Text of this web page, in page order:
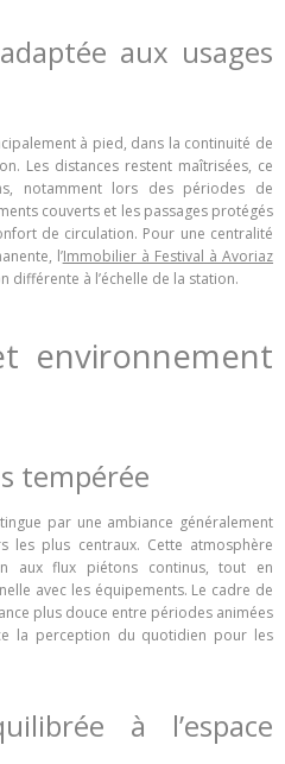
aux usages
à pied, dans la continuité de
Les distances restent maîtrisées, ce
notamment lors des périodes de
couverts et les passages protégés
de circulation. Pour une centralité
l’Immobilier à Festival à Avoriaz
différente à l’échelle de la station.
environnement
tempérée
par une ambiance généralement
les plus centraux. Cette atmosphère
aux flux piétons continus, tout en
avec les équipements. Le cadre de
plus douce entre périodes animées
la perception du quotidien pour les
à l’espace